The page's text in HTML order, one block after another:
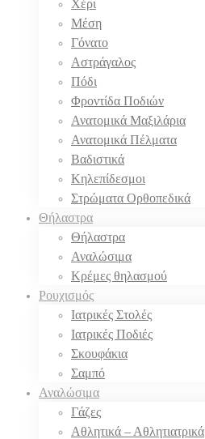
Χέρι
Μέση
Γόνατο
Αστράγαλος
Πόδι
Φροντίδα Ποδιών
Ανατομικά Μαξιλάρια
Ανατομικά Πέλματα
Βαδιστικά
Κηλεπίδεσμοι
Στρώματα Ορθοπεδικά
Θήλαστρα
Θήλαστρα
Αναλώσιμα
Κρέμες θηλασμού
Ρουχισμός
Ιατρικές Στολές
Ιατρικές Ποδιές
Σκουφάκια
Σαμπό
Αναλώσιμα
Γάζες
Αθλητικά – Αθλητιατρικά